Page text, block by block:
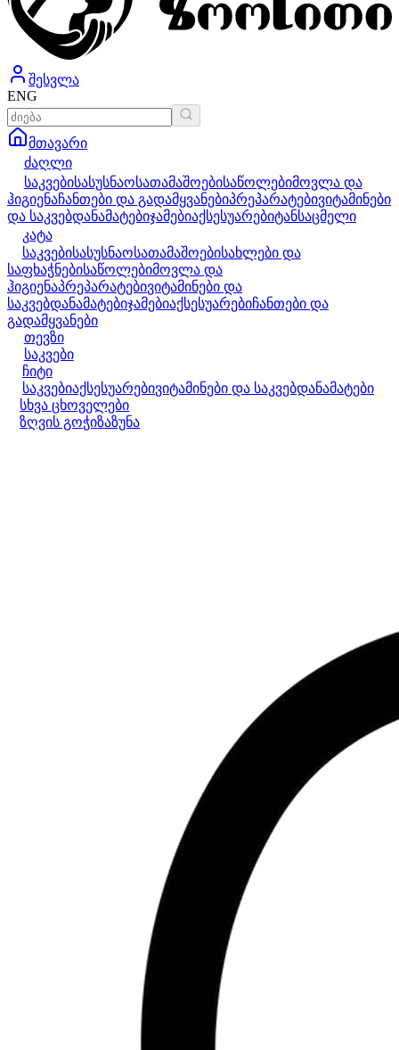
შესვლა
ENG
მთავარი
ძაღლი
საკვებისასუსნაოსათამაშოებისაწოლებიმოვლა და
ჰიგიენაჩანთები და გადამყვანებიპრეპარატებივიტამინები
და საკვებდანამატებიჯამებიაქსესუარებიტანსაცმელი
კატა
საკვებისასუსნაოსათამაშოებისახლები და
საფხაჭნებისაწოლებიმოვლა და
ჰიგიენაპრეპარატებივიტამინები და
საკვებდანამატებიჯამებიაქსესუარებიჩანთები და
გადამყვანები
თევზი
საკვები
ჩიტი
საკვებიაქსესუარებივიტამინები და საკვებდანამატები
სხვა ცხოველები
ზღვის გოჭიზაზუნა